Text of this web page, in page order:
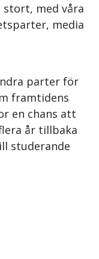
stort, med våra
media
parter för
framtidens
en chans att
år tillbaka
studerande